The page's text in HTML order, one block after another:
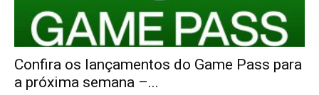
Confira os lançamentos do Game Pass para
a próxima semana –...